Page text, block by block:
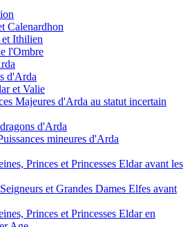
Calenardhon
Ithilien
l'Ombre
d'Arda
et Valie
Majeures d'Arda au statut incertain
d'Arda
mineures d'Arda
Princes et Princesses Eldar avant les
et Grandes Dames Elfes avant
Princes et Princesses Eldar en